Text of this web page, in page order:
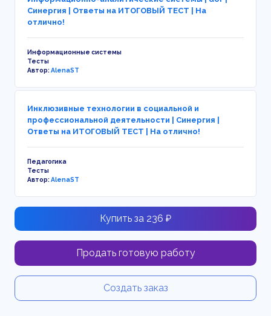
Синергия | Ответы на ИТОГОВЫЙ ТЕСТ | На
отлично!
Информационные системы
Тесты
Автор:AlenaST
Инклюзивные технологии в социальной и
профессиональной деятельности | Синергия |
Ответы на ИТОГОВЫЙ ТЕСТ | На отлично!
Педагогика
Тесты
Автор:AlenaST
Купить за 236 ₽
Продать готовую работу
Создать заказ